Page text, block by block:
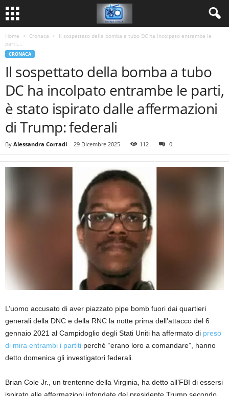
Home Cronaca
Il sospettato della bomba a tubo DC ha incolpato entrambe le
parti,...
CRONACA
Il sospettato della bomba a tubo
DC ha incolpato entrambe le parti,
è stato ispirato dalle affermazioni
di Trump: federali
By Alessandra Corradi - 29 Dicembre 2025 112 0
L’uomo accusato di aver piazzato pipe bomb fuori dai quartieri
generali della DNC e della RNC la notte prima dell’attacco del 6
gennaio 2021 al Campidoglio degli Stati Uniti ha affermato di preso
di mira entrambi i partiti perché “erano loro a comandare”, hanno
detto domenica gli investigatori federali.
Brian Cole Jr., un trentenne della Virginia, ha detto all’FBI di essersi
ispirato alle affermazioni infondate del presidente Trump secondo